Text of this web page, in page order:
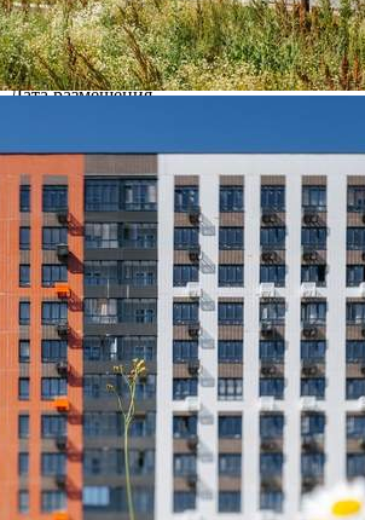
Характеристики помещения
№ объявления
111431
Дата размещения
Москва
Адрес
Ленинградское шоссе, д.228Бстр1
Расположено
Этаж
-1
Предлагается
Продажа
Желаемый / подходящий вид деятельности
Не указано
Назначение
Не указано
Размер площади (м2)
3.1
Цена за помещение
350 300 руб.
О помещении